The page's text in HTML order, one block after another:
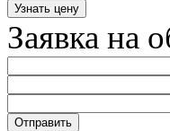
Заявка на
Отправить